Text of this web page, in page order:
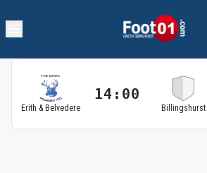
Erith & Belvedere
14:00
Billingshurst